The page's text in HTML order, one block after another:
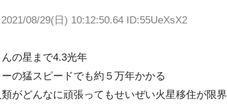
2021/08/29(日) 10:12:50.64 ID:55UeXsX2
の星まで4.3光年
の猛スピードでも約５万年かかる
がどんなに頑張ってもせいぜい火星移住が限界